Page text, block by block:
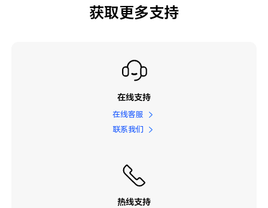
获取更多支持
在线支持
在线客服
联系我们
热线支持